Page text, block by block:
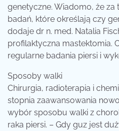
genetyczne. Wiadomo, że za
badań, które określają czy
dodaje dr n. med. Natalia
profilaktyczna mastektomia.
regularne badania piersi i
Sposoby walki
Chirurgia, radioterapia i
stopnia zaawansowania
wybór sposobu walki z
raka piersi. – Gdy guz jest